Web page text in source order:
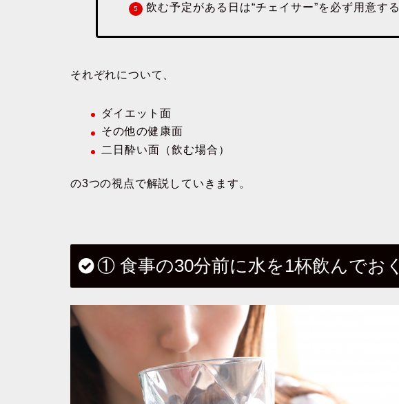
飲む予定がある日は“チェイサー”を必ず用意する
それぞれについて、
ダイエット面
その他の健康面
二日酔い面（飲む場合）
の3つの視点で解説していきます。
① 食事の30分前に水を1杯飲んでおく